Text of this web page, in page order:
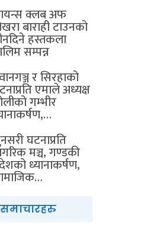
क्लब अफ
बाराही टाउनको
हस्तकला
सम्पन्न
र सिरहाको
एमाले अध्यक्ष
गम्भीर
घटनाप्रति
मञ्च, गण्डकी
ध्यानाकर्षण,